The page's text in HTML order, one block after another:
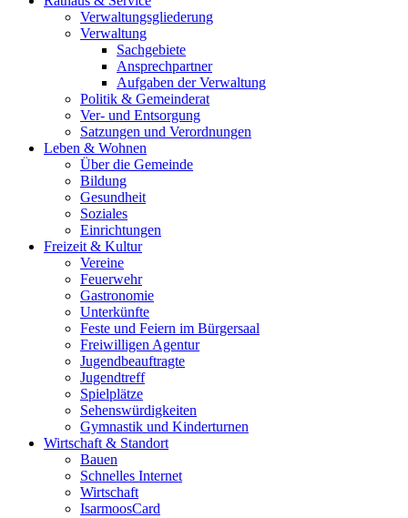
Verwaltungsgliederung
Verwaltung
Sachgebiete
Ansprechpartner
Aufgaben der Verwaltung
Politik & Gemeinderat
Ver- und Entsorgung
Satzungen und Verordnungen
Leben & Wohnen
Über die Gemeinde
Bildung
Gesundheit
Soziales
Einrichtungen
Freizeit & Kultur
Vereine
Feuerwehr
Gastronomie
Unterkünfte
Feste und Feiern im Bürgersaal
Freiwilligen Agentur
Jugendbeauftragte
Jugendtreff
Spielplätze
Sehenswürdigkeiten
Gymnastik und Kinderturnen
Wirtschaft & Standort
Bauen
Schnelles Internet
Wirtschaft
IsarmoosCard